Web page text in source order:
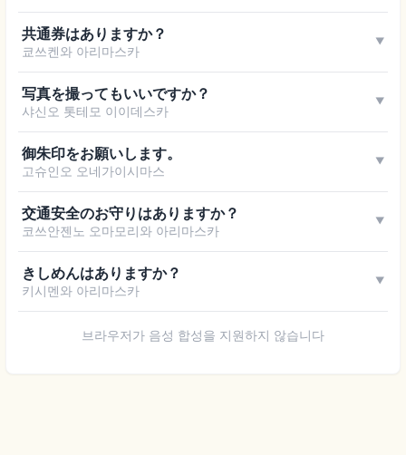
共通券はありますか？
쿄쓰켄와 아리마스카
▼
写真を撮ってもいいですか？
샤신오 톳테모 이이데스카
▼
御朱印をお願いします。
고슈인오 오네가이시마스
▼
交通安全のお守りはありますか？
코쓰안젠노 오마모리와 아리마스카
▼
きしめんはありますか？
키시멘와 아리마스카
▼
브라우저가 음성 합성을 지원하지 않습니다